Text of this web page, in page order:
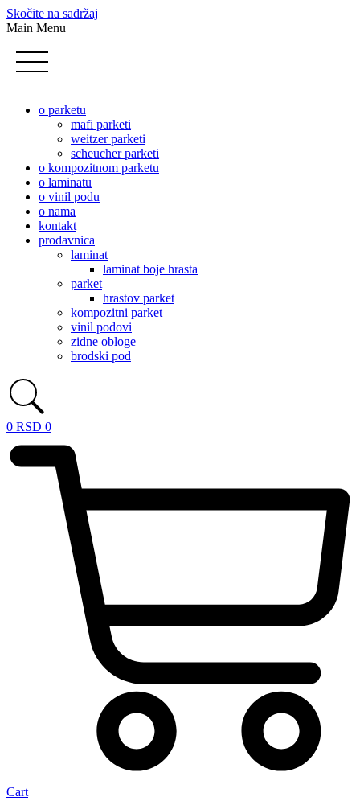
Skočite na sadržaj
Main Menu
o parketu
mafi parketi
weitzer parketi
scheucher parketi
o kompozitnom parketu
o laminatu
o vinil podu
o nama
kontakt
prodavnica
laminat
laminat boje hrasta
parket
hrastov parket
kompozitni parket
vinil podovi
zidne obloge
brodski pod
0 RSD 0
Cart